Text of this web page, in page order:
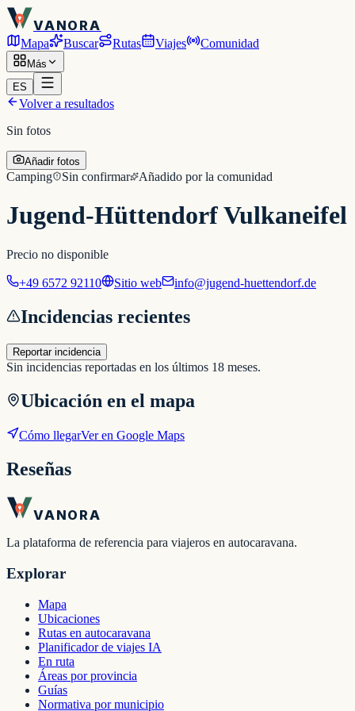
VANORA
Mapa Buscar Rutas Viajes Comunidad
Más
ES
Volver a resultados
Sin fotos
Añadir fotos
Camping Sin confirmar Añadido por la comunidad
Jugend-Hüttendorf Vulkaneifel
Precio no disponible
+49 6572 92110 Sitio web info@jugend-huettendorf.de
Incidencias recientes
Reportar incidencia
Sin incidencias reportadas en los últimos 18 meses.
Ubicación en el mapa
Cómo llegarVer en Google Maps
Reseñas
VANORA
La plataforma de referencia para viajeros en autocaravana.
Explorar
Mapa
Ubicaciones
Rutas en autocaravana
Planificador de viajes IA
En ruta
Áreas por provincia
Guías
Normativa por municipio